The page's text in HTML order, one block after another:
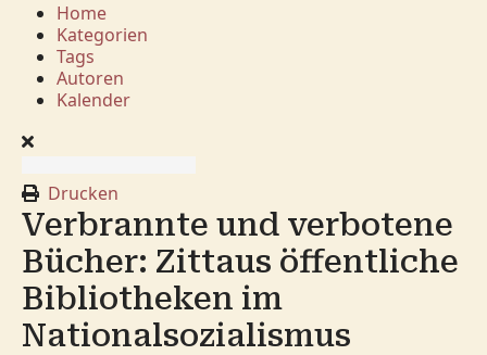
Home
Kategorien
Tags
Autoren
Kalender
Drucken
Verbrannte und verbotene
Bücher: Zittaus öffentliche
Bibliotheken im
Nationalsozialismus